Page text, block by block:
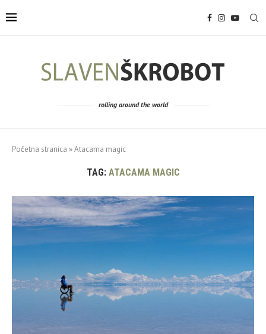
rolling around the world
Početna stranica »Atacama magic
TAG: ATACAMA MAGIC